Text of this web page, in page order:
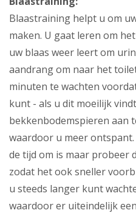
Blaastraining helpt u om
maken. U gaat leren om
uw blaas weer leert om
aandrang om naar het
minuten te wachten
kunt - als u dit moeilijk
bekkenbodemspieren aan
waardoor u meer
de tijd om is maar probeer
zodat het ook sneller
u steeds langer kunt
waardoor er uiteindelijk